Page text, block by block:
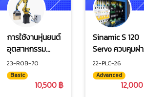
การใช้งานหุ่นยนต์
อุตสาหกรรม
(ABB)
23-ROB-70
Basic
10,500 ฿
Sinamic S 120
Servo ควบคุมผ่
PLC Siemens
22-PLC-26
Advanced